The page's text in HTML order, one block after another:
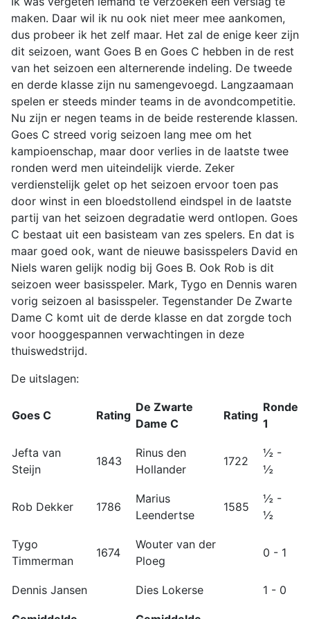
maken. Daar wil ik nu ook niet meer mee aankomen,
dus probeer ik het zelf maar. Het zal de enige keer zijn
dit seizoen, want Goes B en Goes C hebben in de rest
van het seizoen een alternerende indeling. De tweede
en derde klasse zijn nu samengevoegd. Langzaamaan
spelen er steeds minder teams in de avondcompetitie.
Nu zijn er negen teams in de beide resterende klassen.
Goes C streed vorig seizoen lang mee om het
kampioenschap, maar door verlies in de laatste twee
ronden werd men uiteindelijk vierde. Zeker
verdienstelijk gelet op het seizoen ervoor toen pas
door winst in een bloedstollend eindspel in de laatste
partij van het seizoen degradatie werd ontlopen. Goes
C bestaat uit een basisteam van zes spelers. En dat is
maar goed ook, want de nieuwe basisspelers David en
Niels waren gelijk nodig bij Goes B. Ook Rob is dit
seizoen weer basisspeler. Mark, Tygo en Dennis waren
vorig seizoen al basisspeler. Tegenstander De Zwarte
Dame C komt uit de derde klasse en dat zorgde toch
voor hooggespannen verwachtingen in deze
thuiswedstrijd.
De uitslagen:
Goes C Rating
De Zwarte
Dame C
Rating
Ronde
1
Jefta van
Steijn
1843
Rinus den
Hollander
1722
½ -
½
Rob Dekker 1786
Marius
Leendertse
1585
½ -
½
Tygo
Timmerman
1674
Wouter van der
Ploeg
0 - 1
Dennis Jansen Dies Lokerse 1 - 0